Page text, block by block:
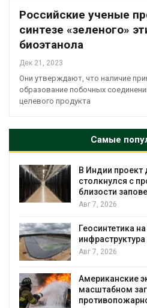
Российские ученые
синтезе «зеленого»
биоэтанола
Дек 21, 2023
Они утверждают, что наличие
образование побочных
целевого продукта
Самые
В Индии проект
столкнулся с
близости
Авг 7, 2026
Геосинтетика
Авг 7, 2026
Американские
масштабном